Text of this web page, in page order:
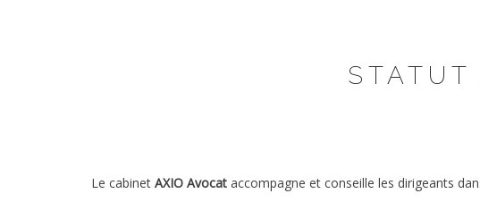
Le cabinet AXIO Avocat accompagne et conseille les dirigeants